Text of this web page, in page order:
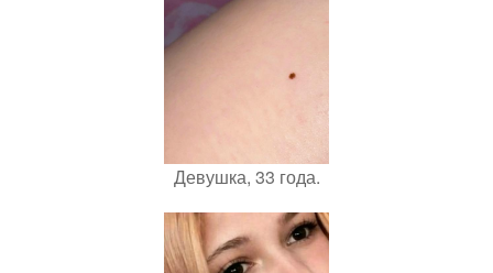
Девушка, 33 года.